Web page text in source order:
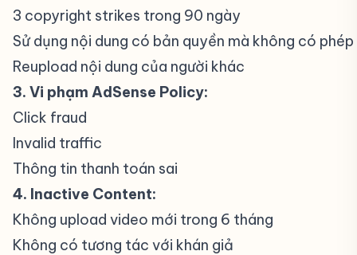
3 copyright strikes trong 90 ngày
Sử dụng nội dung có bản quyền mà không có phép
Reupload nội dung của người khác
3. Vi phạm AdSense Policy:
Click fraud
Invalid traffic
Thông tin thanh toán sai
4. Inactive Content:
Không upload video mới trong 6 tháng
Không có tương tác với khán giả